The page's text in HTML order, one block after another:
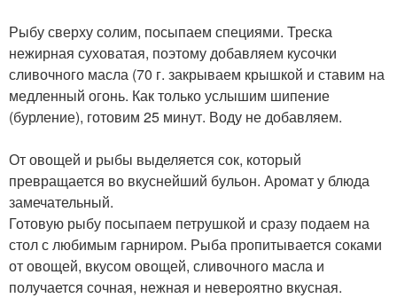
Рыбу сверху солим, посыпаем специями. Треска
нежирная суховатая, поэтому добавляем кусочки
сливочного масла (70 г. закрываем крышкой и ставим на
медленный огонь. Как только услышим шипение
(бурление), готовим 25 минут. Воду не добавляем.
От овощей и рыбы выделяется сок, который
превращается во вкуснейший бульон. Аромат у блюда
замечательный.
Готовую рыбу посыпаем петрушкой и сразу подаем на
стол с любимым гарниром. Рыба пропитывается соками
от овощей, вкусом овощей, сливочного масла и
получается сочная, нежная и невероятно вкусная.